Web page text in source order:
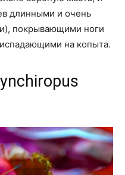
длинными и очень
покрывающими ноги
на копыта.